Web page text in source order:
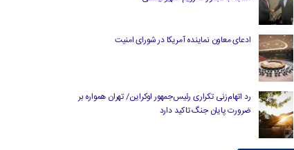
ادعای معاون نماینده آمریکا در شورای امنیت
رد اتهام‌زنی تکراری رئیس‌جمهور اوکراین/ تهران همواره بر
ضرورت پایان جنگ تاکید دارد